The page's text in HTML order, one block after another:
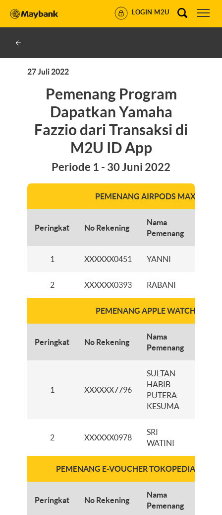
LOGIN M2U
27 Juli 2022
Pemenang Program
Dapatkan Yamaha
Fazzio dari Transaksi di
M2U ID App
Periode 1 - 30 Juni 2022
PEMENANG AIRPODS MAX
Peringkat No Rekening
Nama
Pemenang
1 XXXXXX0451 YANNI
2 XXXXXX0393 RABANI
PEMENANG APPLE WATCH
Peringkat No Rekening
Nama
Pemenang
1 XXXXXX7796
SULTAN
HABIB
PUTERA
KESUMA
2 XXXXXX0978
SRI
WATINI
PEMENANG E-VOUCHER TOKOPEDIA Rp500
Peringkat No Rekening
Nama
Pemenang